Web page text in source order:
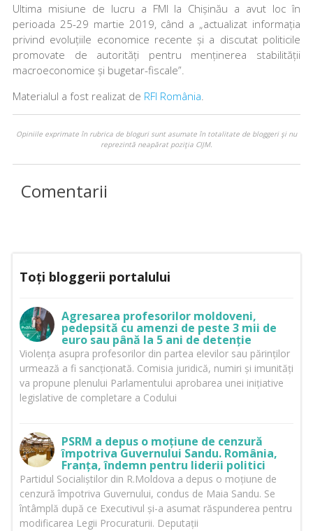
Ultima misiune de lucru a FMI la Chișinău a avut loc în
perioada 25-29 martie 2019, când a „actualizat informația
privind evoluțiile economice recente și a discutat politicile
promovate de autorități pentru menținerea stabilității
macroeconomice și bugetar-fiscale”.
Materialul a fost realizat de RFI România
Opiniile exprimate în rubrica de bloguri sunt asumate în totalitate de bloggeri şi nu
reprezintă neapărat poziţia CIJM.
Comentarii
Toți bloggerii portalului
Agresarea profesorilor moldoveni,
pedepsită cu amenzi de peste 3 mii de
euro sau până la 5 ani de detenție
Violența asupra profesorilor din partea elevilor sau părinților
urmează a fi sancționată. Comisia juridică, numiri și imunități
va propune plenului Parlamentului aprobarea unei inițiative
legislative de completare a Codului
PSRM a depus o moțiune de cenzură
împotriva Guvernului Sandu. România,
Franța, îndemn pentru liderii politici
Partidul Socialiștilor din R.Moldova a depus o moțiune de
cenzură împotriva Guvernului, condus de Maia Sandu. Se
întâmplă după ce Executivul și-a asumat răspunderea pentru
modificarea Legii Procuraturii. Deputații